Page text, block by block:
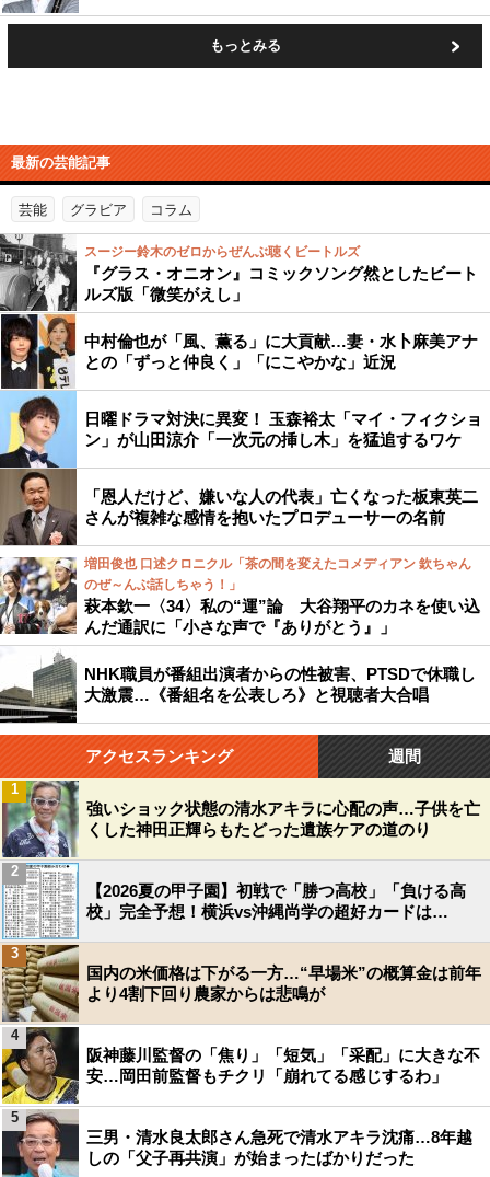
もっとみる
最新の芸能記事
芸能 グラビア コラム
スージー鈴木のゼロからぜんぶ聴くビートルズ
『グラス・オニオン』コミックソング然としたビート
ルズ版「微笑がえし」
中村倫也が「風、薫る」に大貢献…妻・水卜麻美アナ
との「ずっと仲良く」「にこやかな」近況
日曜ドラマ対決に異変！ 玉森裕太「マイ・フィクショ
ン」が山田涼介「一次元の挿し木」を猛追するワケ
「恩人だけど、嫌いな人の代表」亡くなった板東英二
さんが複雑な感情を抱いたプロデューサーの名前
増田俊也 口述クロニクル「茶の間を変えたコメディアン 欽ちゃん
のぜ～んぶ話しちゃう！」
萩本欽一〈34〉私の“運”論 大谷翔平のカネを使い込
んだ通訳に「小さな声で『ありがとう』」
NHK職員が番組出演者からの性被害、PTSDで休職し
大激震…《番組名を公表しろ》と視聴者大合唱
アクセスランキング 週間
強いショック状態の清水アキラに心配の声…子供を亡
くした神田正輝らもたどった遺族ケアの道のり
1
【2026夏の甲子園】初戦で「勝つ高校」「負ける高
校」完全予想！横浜vs沖縄尚学の超好カードは…
2
国内の米価格は下がる一方…“早場米”の概算金は前年
より4割下回り農家からは悲鳴が
3
阪神藤川監督の「焦り」「短気」「采配」に大きな不
安…岡田前監督もチクリ「崩れてる感じするわ」
4
三男・清水良太郎さん急死で清水アキラ沈痛…8年越
しの「父子再共演」が始まったばかりだった
5